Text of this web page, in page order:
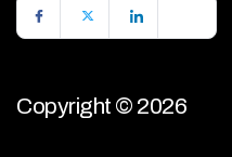
Copyright © 2026